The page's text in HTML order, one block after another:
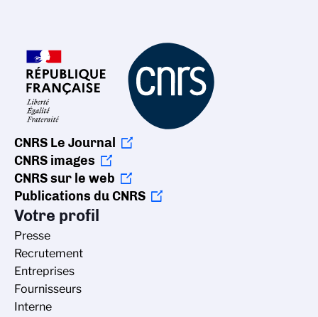
CNRS Le Journal
CNRS images
CNRS sur le web
Publications du CNRS
Votre profil
Presse
Recrutement
Entreprises
Fournisseurs
Interne